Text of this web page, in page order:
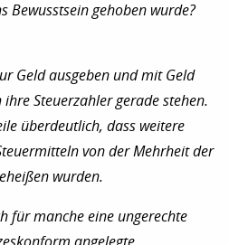
Bewusstsein gehoben wurde?
Geld ausgeben und mit Geld
Steuerzahler gerade stehen.
überdeutlich, dass weitere
von der Mehrheit der
wurden.
für manche eine ungerechte